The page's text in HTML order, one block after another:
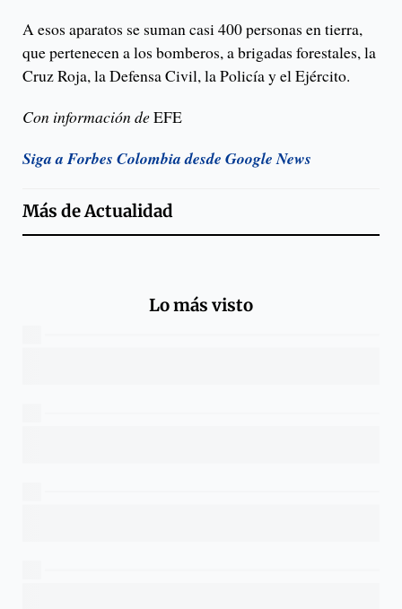
A esos aparatos se suman casi 400 personas en tierra,
que pertenecen a los bomberos, a brigadas forestales, la
Cruz Roja, la Defensa Civil, la Policía y el Ejército.
Con información deEFE
Siga a Forbes Colombia desde Google News
Más deActualidad
Lo más visto